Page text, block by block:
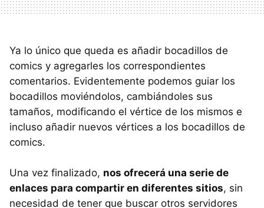
Ya lo único que queda es añadir bocadillos de
comics y agregarles los correspondientes
comentarios. Evidentemente podemos guiar los
bocadillos moviéndolos, cambiándoles sus
tamaños, modificando el vértice de los mismos e
incluso añadir nuevos vértices a los bocadillos de
comics.
Una vez finalizado, nos ofrecerá una serie de
enlaces para compartir en diferentes sitios, sin
necesidad de tener que buscar otros servidores